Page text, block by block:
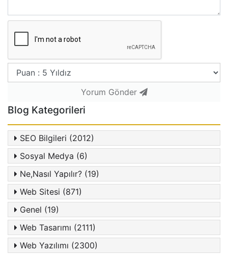
Yorum Gönder
Blog Kategorileri
SEO Bilgileri (2012)
Sosyal Medya (6)
Ne,Nasıl Yapılır? (19)
Web Sitesi (871)
Genel (19)
Web Tasarımı (2111)
Web Yazılımı (2300)